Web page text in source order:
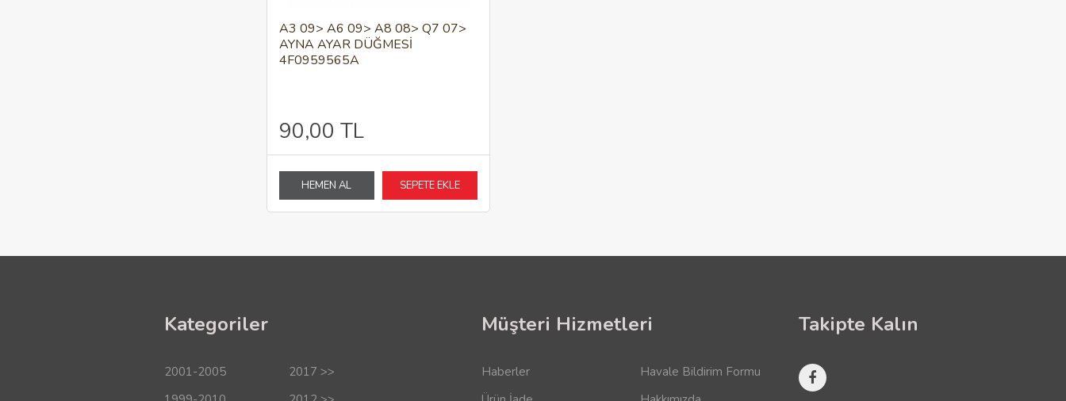
A3 09> A6 09> A8 08> Q7 07>
AYNA AYAR DÜĞMESİ
4F0959565A
90,00 TL
HEMEN AL SEPETE EKLE
Kategoriler
2001-2005
2017 >>
Müşteri Hizmetleri
Haberler
Havale Bildirim Formu
Takipte Kalın